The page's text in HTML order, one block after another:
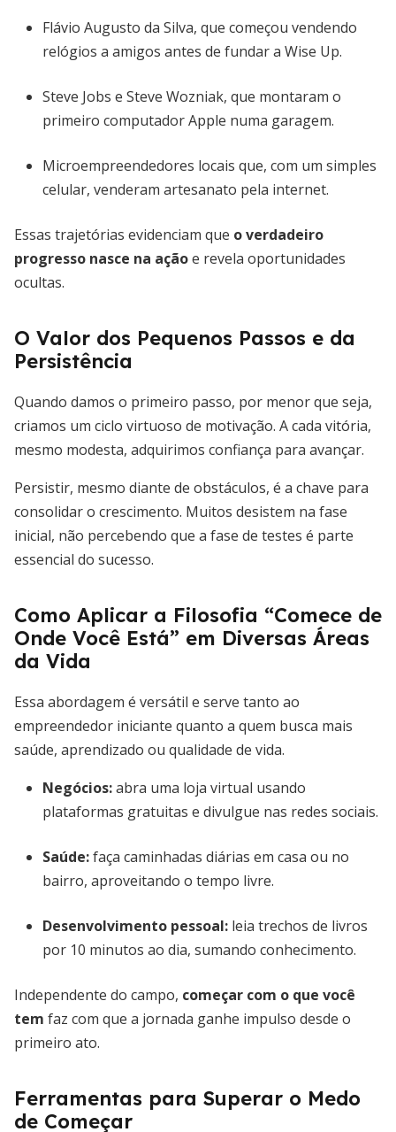
Flávio Augusto da Silva, que começou vendendo
relógios a amigos antes de fundar a Wise Up.
Steve Jobs e Steve Wozniak, que montaram o
primeiro computador Apple numa garagem.
Microempreendedores locais que, com um simples
celular, venderam artesanato pela internet.
Essas trajetórias evidenciam que o verdadeiro
progresso nasce na açãoe revela oportunidades
ocultas.
O Valor dos Pequenos Passos e da
Persistência
Quando damos o primeiro passo, por menor que seja,
criamos um ciclo virtuoso de motivação. A cada vitória,
mesmo modesta, adquirimos confiança para avançar.
Persistir, mesmo diante de obstáculos, é a chave para
consolidar o crescimento. Muitos desistem na fase
inicial, não percebendo que a fase de testes é parte
essencial do sucesso.
Como Aplicar a Filosofia “Comece de
Onde Você Está” em Diversas Áreas
da Vida
Essa abordagem é versátil e serve tanto ao
empreendedor iniciante quanto a quem busca mais
saúde, aprendizado ou qualidade de vida.
Negócios:abra uma loja virtual usando
plataformas gratuitas e divulgue nas redes sociais.
Saúde:faça caminhadas diárias em casa ou no
bairro, aproveitando o tempo livre.
Desenvolvimento pessoal: leia trechos de livros
por 10 minutos ao dia, sumando conhecimento.
Independente do campo, começar com o que você
tem faz com que a jornada ganhe impulso desde o
primeiro ato.
Ferramentas para Superar o Medo
de Começar